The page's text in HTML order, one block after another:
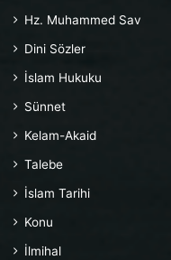
Hz. Muhammed Sav
Dini Sözler
İslam Hukuku
Sünnet
Kelam-Akaid
Talebe
İslam Tarihi
Konu
İlmihal